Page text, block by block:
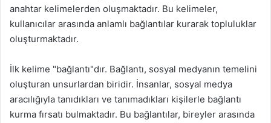
anahtar kelimelerden oluşmaktadır. Bu kelimeler,
kullanıcılar arasında anlamlı bağlantılar kurarak topluluklar
oluşturmaktadır.
İlk kelime "bağlantı"dır. Bağlantı, sosyal medyanın temelini
oluşturan unsurlardan biridir. İnsanlar, sosyal medya
aracılığıyla tanıdıkları ve tanımadıkları kişilerle bağlantı
kurma fırsatı bulmaktadır. Bu bağlantılar, bireyler arasında